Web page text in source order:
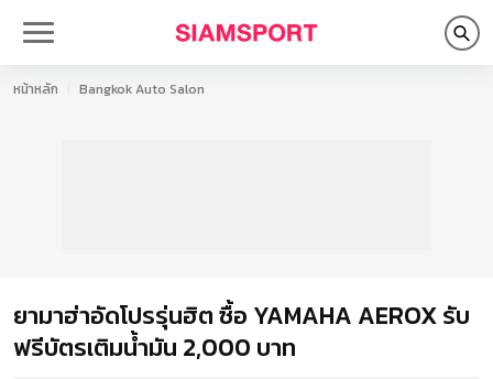
หน้าหลัก Bangkok Auto Salon
ยามาฮ่าอัดโปรรุ่นฮิต ซื้อ YAMAHA AEROX รับ
ฟรีบัตรเติมน้ำมัน 2,000 บาท